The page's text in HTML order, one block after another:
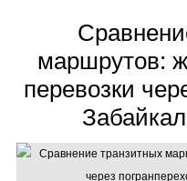
маршрутов:
перевозки